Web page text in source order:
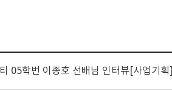
05학번 이종호 선배님 인터뷰[사업기획]